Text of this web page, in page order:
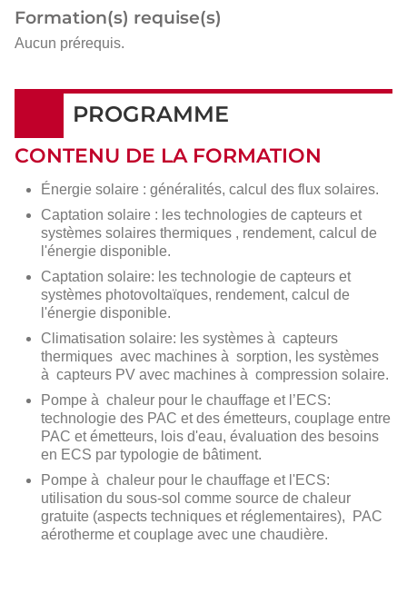
Formation(s) requise(s)
Aucun prérequis.
PROGRAMME
CONTENU DE LA FORMATION
Énergie solaire : généralités, calcul des flux solaires.
Captation solaire : les technologies de capteurs et
systèmes solaires thermiques , rendement, calcul de
l'énergie disponible.
Captation solaire: les technologie de capteurs et
systèmes photovoltaïques, rendement, calcul de
l'énergie disponible.
Climatisation solaire: les systèmes à capteurs
thermiques avec machines à sorption, les systèmes
à capteurs PV avec machines à compression solaire.
Pompe à chaleur pour le chauffage et l’ECS:
technologie des PAC et des émetteurs, couplage entre
PAC et émetteurs, lois d'eau, évaluation des besoins
en ECS par typologie de bâtiment.
Pompe à chaleur pour le chauffage et l'ECS:
utilisation du sous-sol comme source de chaleur
gratuite (aspects techniques et réglementaires), PAC
aérotherme et couplage avec une chaudière.